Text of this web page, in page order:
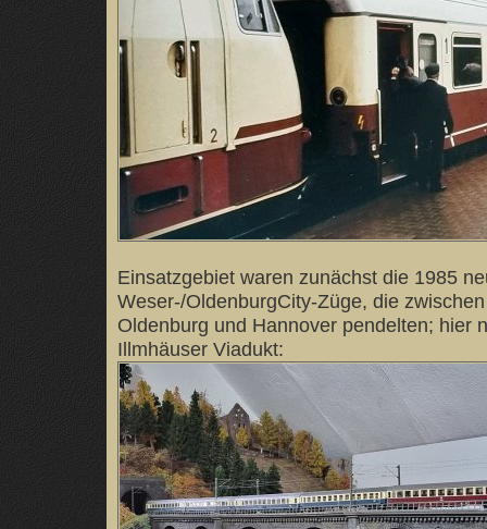
Einsatzgebiet waren zunächst die 1985
Weser-/OldenburgCity-Züge, die
Oldenburg und Hannover pendelten; hier
Illmhäuser Viadukt: